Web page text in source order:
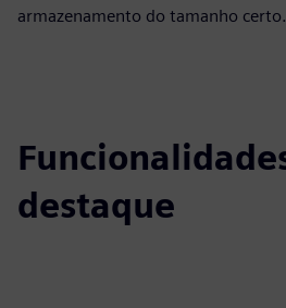
armazenamento do tamanho certo.
destaque